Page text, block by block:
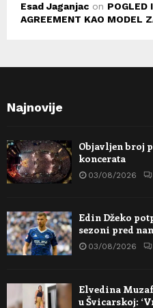
Esad Jaganjac on POGLED
AGREEMENT KAO MODEL
Najnovije
Objavljen broj
koncerata
03/08/2026
Edin Džeko
sezoni pred
03/08/2026
Elvedina
u Švicarskoj: